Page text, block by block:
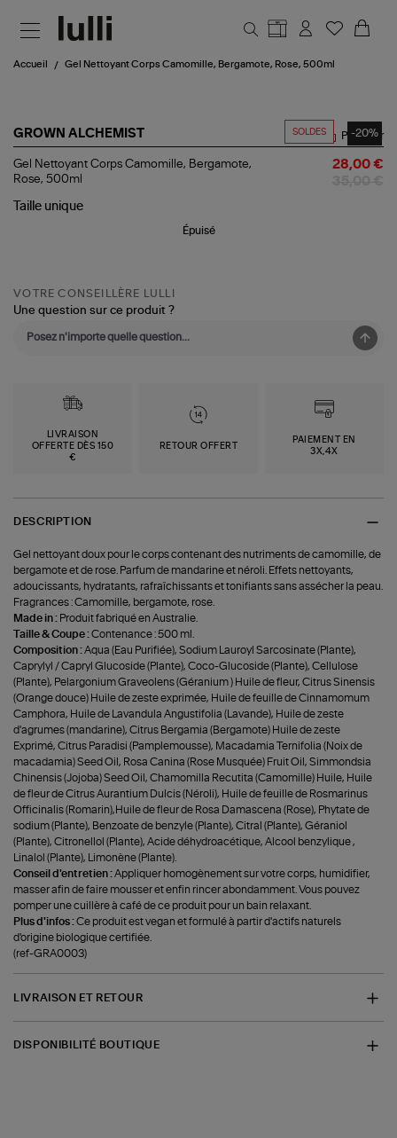
Accueil Gel Nettoyant Corps Camomille, Bergamote, Rose, 500ml
SOLDES -20%
GROWN ALCHEMIST
Gel
Nettoyant
Camomille,
Partager
Gel Nettoyant Corps Camomille, Bergamote,
Rose, 500ml
28,00 €
Taille unique
Épuisé
VOTRE CONSEILLÈRE LULLI
Une question sur ce produit ?
LIVRAISON
OFFERTE DÈS 150
€
RETOUR OFFERT
PAIEMENT EN
3X,4X
DESCRIPTION
Gel nettoyant doux pour le corps contenant des nutriments de camomille, de
bergamote et de rose. Parfum de mandarine et néroli. Effets nettoyants,
adoucissants, hydratants, rafraîchissants et tonifiants sans assécher la peau.
Fragrances : Camomille, bergamote, rose.
Made in : Produit fabriqué en Australie.
Taille & Coupe :Contenance : 500 ml.
Composition :Aqua (Eau Purifiée), Sodium Lauroyl Sarcosinate (Plante),
Caprylyl / Capryl Glucoside (Plante), Coco-Glucoside (Plante), Cellulose
(Plante), Pelargonium Graveolens (Géranium ) Huile de fleur, Citrus Sinensis
(Orange douce) Huile de zeste exprimée, Huile de feuille de Cinnamomum
Camphora, Huile de Lavandula Angustifolia (Lavande), Huile de zeste
d'agrumes (mandarine), Citrus Bergamia (Bergamote) Huile de zeste
Exprimé, Citrus Paradisi (Pamplemousse), Macadamia Ternifolia (Noix de
macadamia) Seed Oil, Rosa Canina (Rose Musquée) Fruit Oil, Simmondsia
Chinensis (Jojoba) Seed Oil, Chamomilla Recutita (Camomille) Huile, Huile
de fleur de Citrus Aurantium Dulcis (Néroli), Huile de feuille de Rosmarinus
Officinalis (Romarin),Huile de fleur de Rosa Damascena (Rose), Phytate de
sodium (Plante), Benzoate de benzyle (Plante), Citral (Plante), Géraniol
(Plante), Citronellol (Plante), Acide déhydroacétique, Alcool benzylique ,
Linalol (Plante), Limonène (Plante).
Conseil d'entretien :Appliquer homogènement sur votre corps, humidifier,
masser afin de faire mousser et enfin rincer abondamment. Vous pouvez
pomper une cuillère à café de ce produit pour un bain relaxant.
Plus d'infos :Ce produit est vegan et formulé à partir d'actifs naturels
d'origine biologique certifiée.
(ref-GRA0003)
LIVRAISON ET RETOUR
DISPONIBILITÉ BOUTIQUE